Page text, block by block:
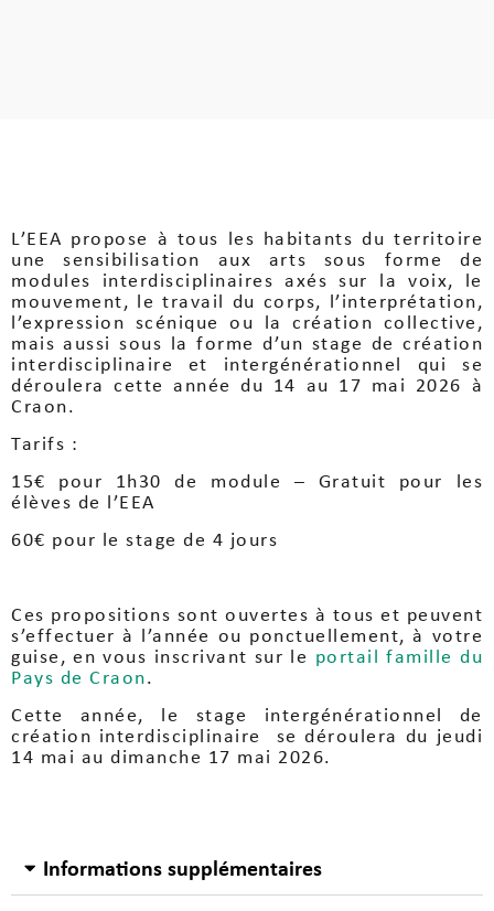
L’EEA propose à tous les habitants du territoire
une sensibilisation aux arts sous forme de
modules interdisciplinaires axés sur la voix, le
mouvement, le travail du corps, l’interprétation,
l’expression scénique ou la création collective,
mais aussi sous la forme d’un stage de création
interdisciplinaire et intergénérationnel qui se
déroulera cette année du 14 au 17 mai 2026 à
Craon.
Tarifs :
15€ pour 1h30 de module – Gratuit pour les
élèves de l’EEA
60€ pour le stage de 4 jours
Ces propositions sont ouvertes à tous et peuvent
s’effectuer à l’année ou ponctuellement, à votre
guise, en vous inscrivant sur le portail famille du
Pays de Craon.
Cette année, le stage intergénérationnel de
création interdisciplinaire se déroulera du jeudi
14 mai au dimanche 17 mai 2026.
Informations supplémentaires